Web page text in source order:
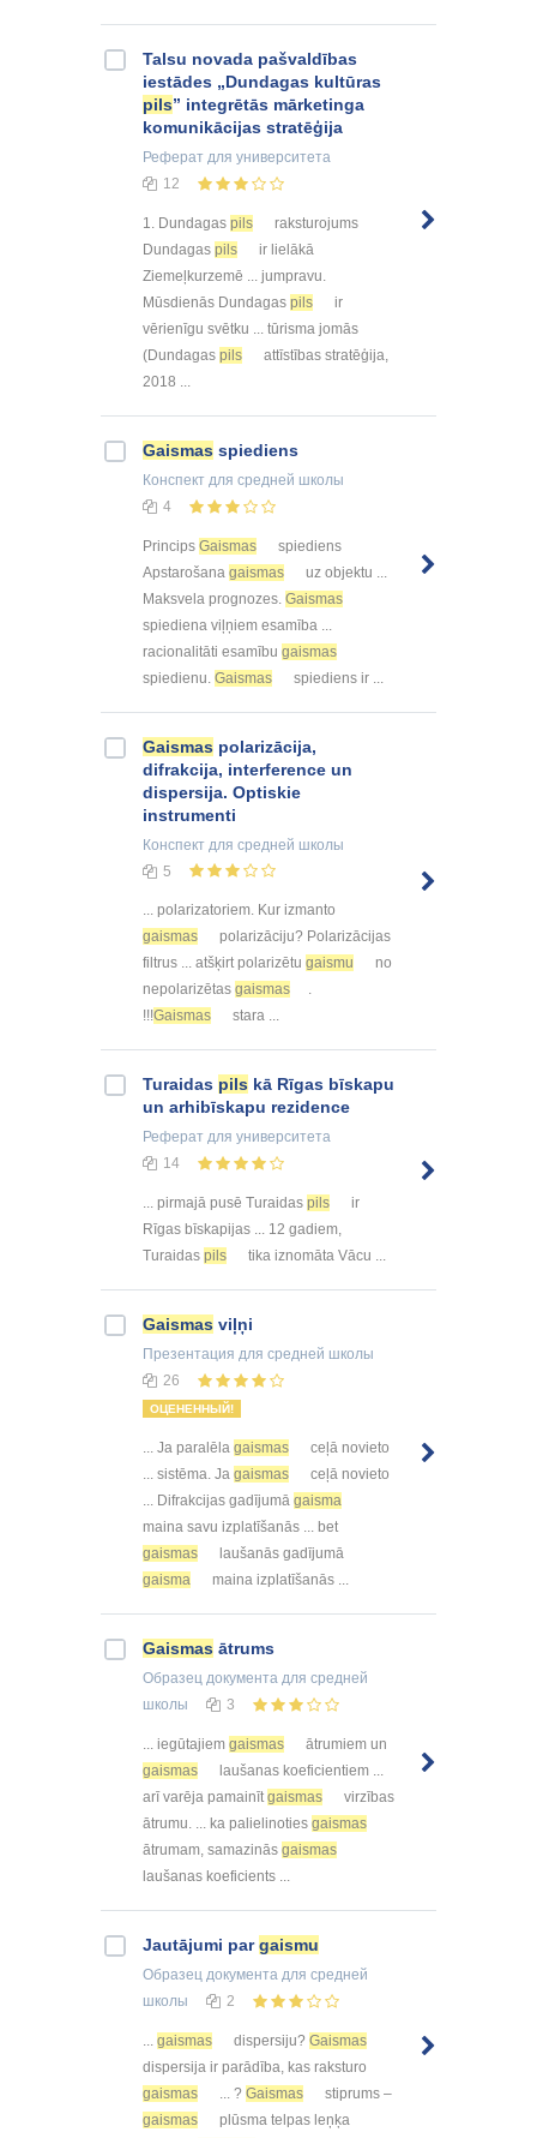
Talsu novada pašvaldības
iestādes „Dundagas kultūras
pils” integrētās mārketinga
komunikācijas stratēģija
Реферат для университета
12
1. Dundagas pils
raksturojums
Dundagas pils
ir lielākā
Ziemeļkurzemē ... jumpravu.
Mūsdienās Dundagas pils
ir
vērienīgu svētku ... tūrisma jomās
(Dundagas pils
attīstības stratēģija,
2018 ...
Gaismas spiediens
Конспект для средней школы
4
Princips Gaismas
spiediens
Apstarošana gaismas
uz objektu ...
Maksvela prognozes. Gaismas
spiediena viļņiem esamība ...
racionalitāti esamību gaismas
spiedienu. Gaismas spiediens ir ...
Gaismas polarizācija,
difrakcija, interference un
dispersija. Optiskie
instrumenti
Конспект для средней школы
5
... polarizatoriem. Kur izmanto
gaismas
polarizāciju? Polarizācijas
filtrus ... atšķirt polarizētu gaismu
no
nepolarizētas gaismas
.
!!!Gaismas stara ...
Turaidas pils kā Rīgas bīskapu
un arhibīskapu rezidence
Реферат для университета
14
... pirmajā pusē Turaidas pils
ir
Rīgas bīskapijas ... 12 gadiem,
Turaidas pils tika iznomāta Vācu ...
Gaismas viļņi
Презентация для средней школы
26
ОЦЕНЕННЫЙ!
... Ja paralēla gaismas
ceļā novieto
... sistēma. Ja gaismas
ceļā novieto
... Difrakcijas gadījumā gaisma
maina savu izplatīšanās ... bet
gaismas
laušanās gadījumā
gaisma
maina izplatīšanās ...
Gaismas ātrums
Образец документа для средней
школы
3
... iegūtajiem gaismas
ātrumiem un
gaismas
laušanas koeficientiem ...
arī varēja pamainītgaismas
virzības
ātrumu. ... ka palielinoties gaismas
ātrumam, samazinās gaismas
laušanas koeficients ...
Jautājumi pargaismu
Образец документа для средней
школы
2
gaismas dispersiju? Gaismas
dispersija ir parādība, kas raksturo
gaismas
... ? Gaismas
stiprums –
gaismas
plūsma telpas leņķa